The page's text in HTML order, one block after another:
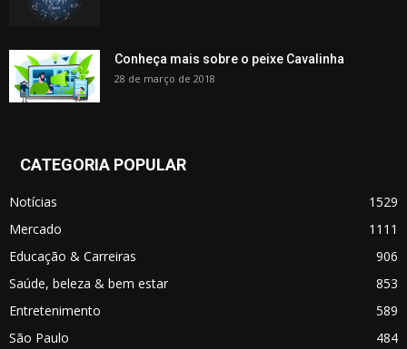
Conheça mais sobre o peixe Cavalinha
28 de março de 2018
CATEGORIA POPULAR
Notícias
1529
Mercado
1111
Educação & Carreiras
906
Saúde, beleza & bem estar
853
Entretenimento
589
São Paulo
484